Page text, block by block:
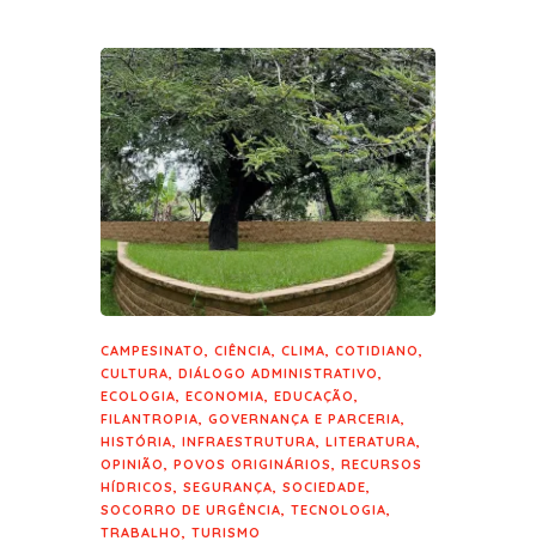
CAMPESINATO CIÊNCIA CLIMA COTIDIANO
CULTURA
DIÁLOGO ADMINISTRATIVO
ECOLOGIA
ECONOMIA EDUCAÇÃO
FILANTROPIA
GOVERNANÇA E PARCERIA
HISTÓRIA
INFRAESTRUTURA LITERATURA
OPINIÃO
POVOS ORIGINÁRIOS
RECURSOS
HÍDRICOS
SEGURANÇA SOCIEDADE
SOCORRO DE URGÊNCIA
TECNOLOGIA
TRABALHO
TURISMO